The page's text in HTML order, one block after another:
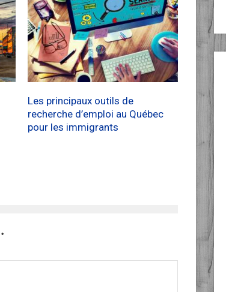
Les principaux outils de
recherche d’emploi au Québec
pour les immigrants
*